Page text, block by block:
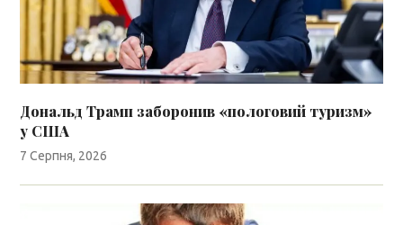
Дональд Трамп заборонив «пологовий туризм»
у США
7 Серпня, 2026